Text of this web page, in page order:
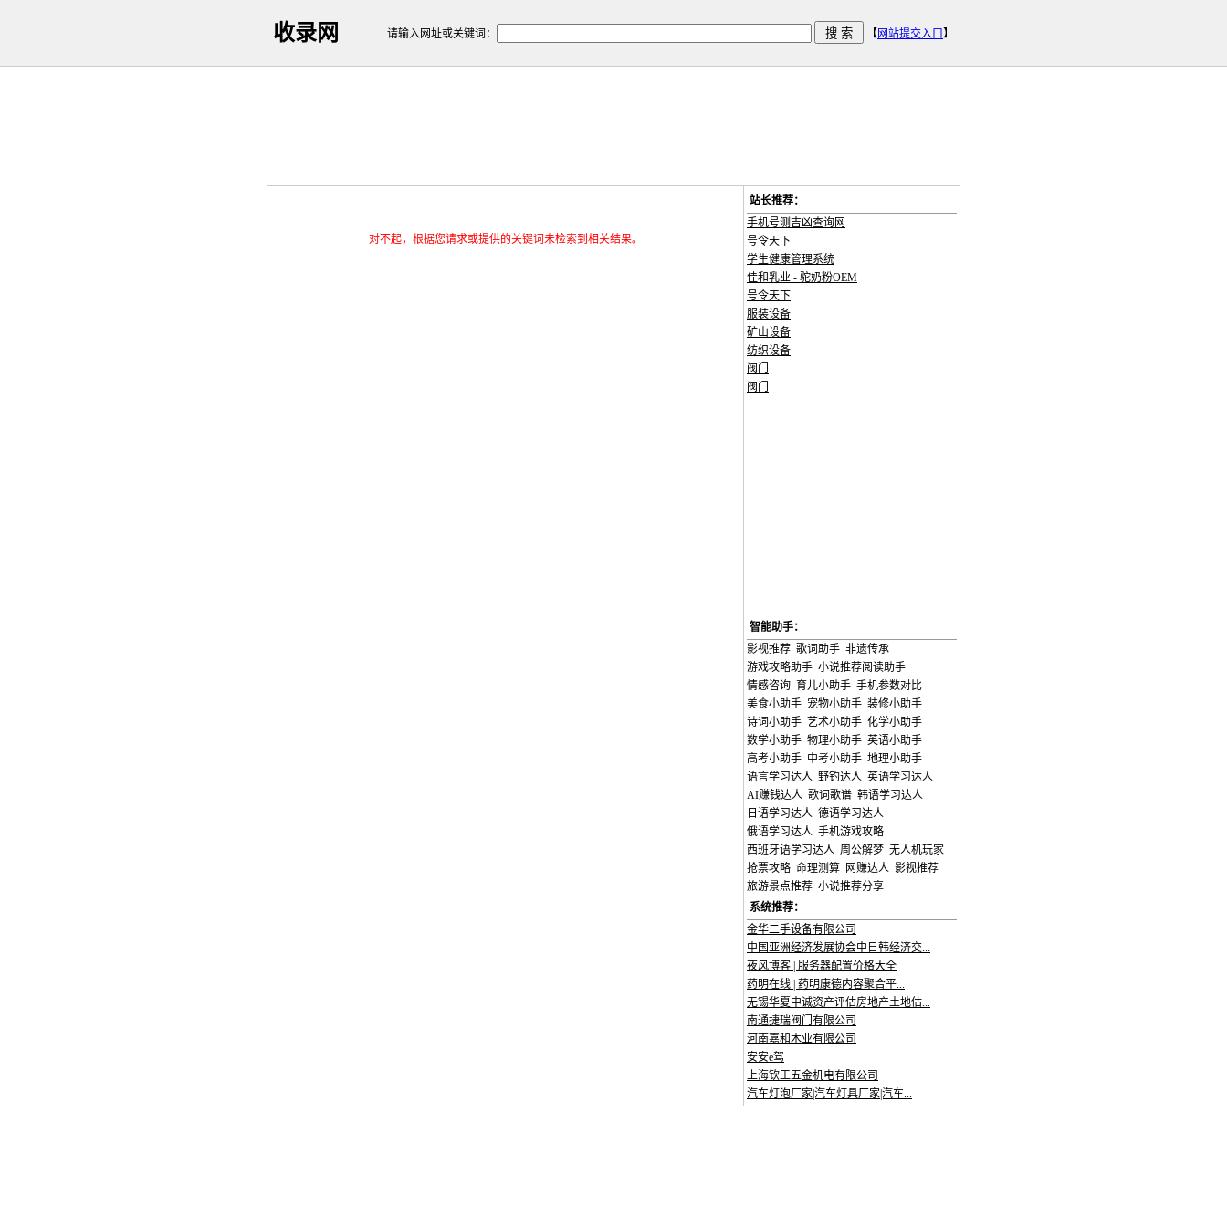
收录网 请输入网址或关键词： 【网站提交入口】
对不起，根据您请求或提供的关键词未检索到相关结果。
站长推荐：
手机号测吉凶查询网
号令天下
学生健康管理系统
佳和乳业 - 驼奶粉OEM
号令天下
服装设备
矿山设备
纺织设备
阀门
阀门
智能助手：
影视推荐 歌词助手 非遗传承
游戏攻略助手 小说推荐阅读助手
情感咨询 育儿小助手 手机参数对比
美食小助手 宠物小助手 装修小助手
诗词小助手 艺术小助手 化学小助手
数学小助手 物理小助手 英语小助手
高考小助手 中考小助手 地理小助手
语言学习达人 野钓达人 英语学习达人
AI赚钱达人 歌词歌谱 韩语学习达人
日语学习达人 德语学习达人
俄语学习达人 手机游戏攻略
西班牙语学习达人 周公解梦 无人机玩家
抢票攻略 命理测算 网赚达人 影视推荐
旅游景点推荐 小说推荐分享
系统推荐：
金华二手设备有限公司
中国亚洲经济发展协会中日韩经济交...
夜风博客 | 服务器配置价格大全
药明在线 | 药明康德内容聚合平...
无锡华夏中诚资产评估房地产土地估...
南通捷瑞阀门有限公司
河南嘉和木业有限公司
安安e驾
上海钦工五金机电有限公司
汽车灯泡厂家|汽车灯具厂家|汽车...